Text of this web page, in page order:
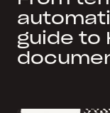
guide to